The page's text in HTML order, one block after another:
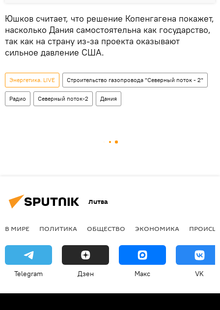
Юшков считает, что решение Копенгагена покажет,
насколько Дания самостоятельна как государство,
так как на страну из-за проекта оказывают
сильное давление США.
Энергетика. LIVE Строительство газопровода "Северный поток - 2"
Радио Северный поток-2 Дания
Литва
В МИРЕ ПОЛИТИКА ОБЩЕСТВО ЭКОНОМИКА
Telegram Дзен Макс VK